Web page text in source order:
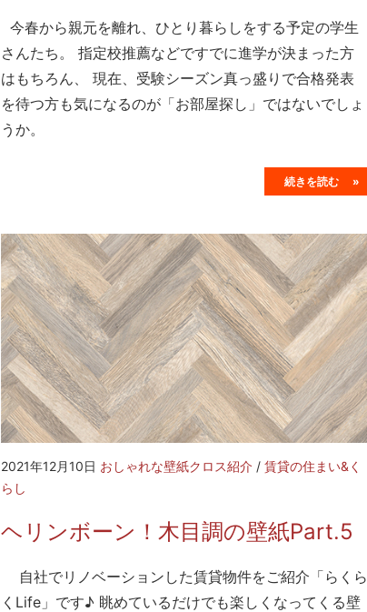
今春から親元を離れ、ひとり暮らしをする予定の学生
さんたち。 指定校推薦などですでに進学が決まった方
はもちろん、 現在、受験シーズン真っ盛りで合格発表
を待つ方も気になるのが「お部屋探し」ではないでしょ
うか。
続きを読む »
2021年12月10日 おしゃれな壁紙クロス紹介 / 賃貸の住まい&く
らし
ヘリンボーン！木目調の壁紙Part.5
自社でリノベーションした賃貸物件をご紹介「らくら
くLife」です♪ 眺めているだけでも楽しくなってくる壁